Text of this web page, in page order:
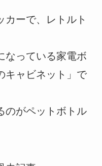
カーで、レトルト
なっている家電ボ
キャビネット」で
のがペットボトル